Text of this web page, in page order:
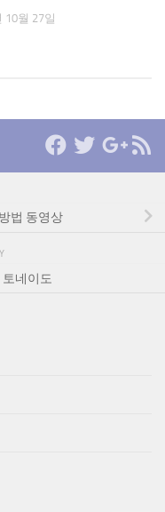
10월 27일
법 동영상
토네이도